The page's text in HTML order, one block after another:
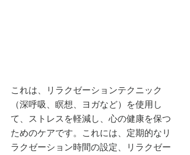
これは、リラクゼーションテクニック
（深呼吸、瞑想、ヨガなど）を使用し
て、ストレスを軽減し、心の健康を保つ
ためのケアです。これには、定期的なリ
ラクゼーション時間の設定、リラクゼー